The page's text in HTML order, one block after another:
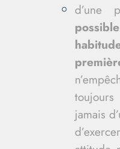
d’une
toujours
jamais